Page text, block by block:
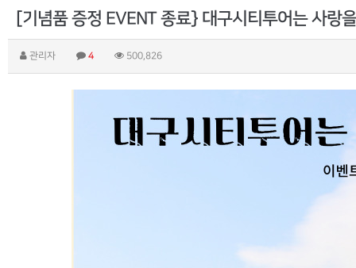
[기념품 증정 EVENT 종료} 대구시티투어는 사랑
관리자 4 500,826